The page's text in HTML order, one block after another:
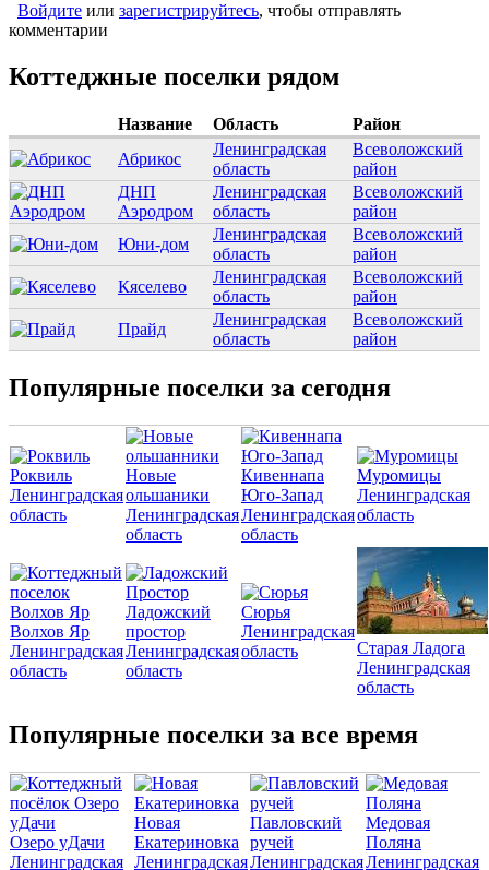
Войдите или зарегистрируйтесь, чтобы отправлять
комментарии
Коттеджные поселки рядом
Название Область
Район
Абрикос
Ленинградская
область
Всеволожский
район
ДНП
Аэродром
Ленинградская
область
Всеволожский
район
Юни-дом
Ленинградская
область
Всеволожский
район
Кяселево
Ленинградская
область
Всеволожский
район
Прайд
Ленинградская
область
Всеволожский
район
Популярные поселки за сегодня
Роквиль
Ленинградская
область
Новые
ольшаники
Ленинградская
область
Кивеннапа
Юго-Запад
Ленинградская
область
Муромицы
Ленинградская
область
Волхов Яр
Ленинградская
область
Ладожский
простор
Ленинградская
область
Сюрья
Ленинградская
область
Старая Ладога
Ленинградская
область
Популярные поселки за все время
Озеро уДачи
Ленинградская
Новая
Екатериновка
Ленинградская
Павловский
ручей
Ленинградская
Медовая
Поляна
Ленинградская